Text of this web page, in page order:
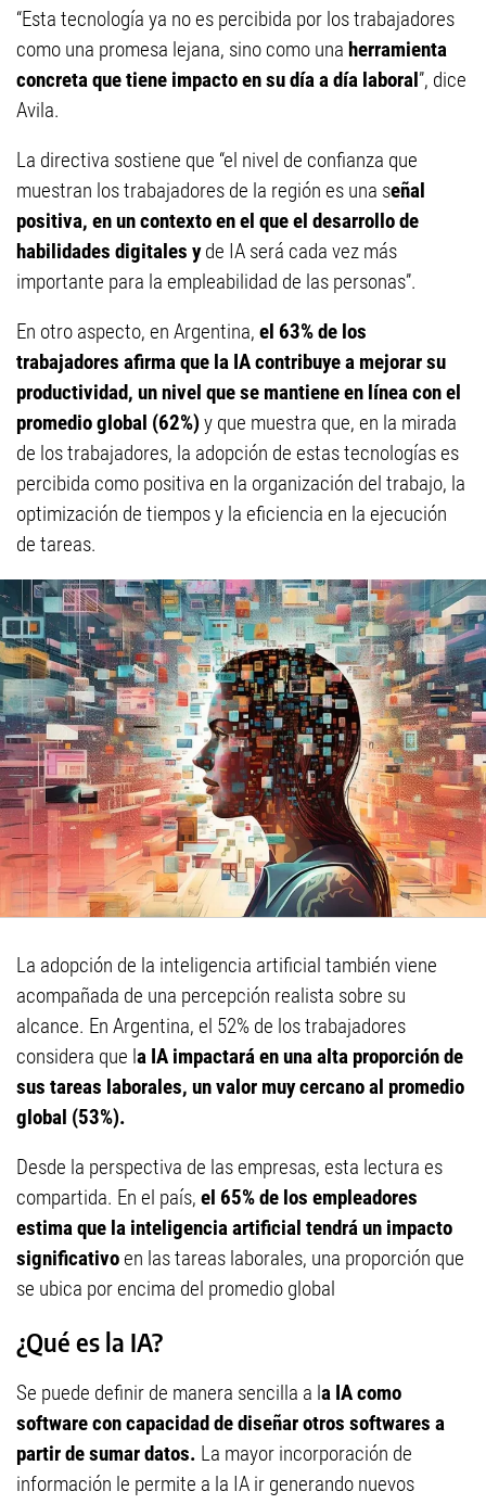
“Esta tecnología ya no es percibida por los trabajadores
como una promesa lejana, sino como una herramienta
concreta que tiene impacto en su día a día laboral”, dice
Avila.
La directiva sostiene que “el nivel de confianza que
muestran los trabajadores de la región es una señal
positiva, en un contexto en el que el desarrollo de
habilidades digitales yde IA será cada vez más
importante para la empleabilidad de las personas”.
En otro aspecto, en Argentina, el 63% de los
trabajadores afirma que la IA contribuye a mejorar su
productividad, un nivel que se mantiene en línea con el
promedio global (62%)y que muestra que, en la mirada
de los trabajadores, la adopción de estas tecnologías es
percibida como positiva en la organización del trabajo, la
optimización de tiempos y la eficiencia en la ejecución
de tareas.
La adopción de la inteligencia artificial también viene
acompañada de una percepción realista sobre su
alcance. En Argentina, el 52% de los trabajadores
considera que la IA impactará en una alta proporción de
sus tareas laborales, un valor muy cercano al promedio
global (53%).
Desde la perspectiva de las empresas, esta lectura es
compartida. En el país, el 65% de los empleadores
estima que la inteligencia artificial tendrá un impacto
significativoen las tareas laborales, una proporción que
se ubica por encima del promedio global
¿Qué es la IA?
Se puede definir de manera sencilla a la IA como
software con capacidad de diseñar otros softwares a
partir de sumar datos. La mayor incorporación de
información le permite a la IA ir generando nuevos